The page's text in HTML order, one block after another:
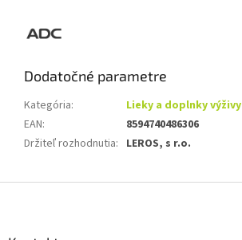
Dodatočné parametre
Kategória:
Lieky a doplnky výživy
EAN:
8594740486306
Držiteľ rozhodnutia: LEROS, s r.o.